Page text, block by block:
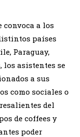
a los
países
Paraguay,
los asistentes se
a sus
como sociales o
del
de coffees y
poder